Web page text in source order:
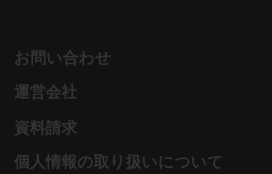
お問い合わせ
資料請求
運営会社
​個人情報の取り扱いについて